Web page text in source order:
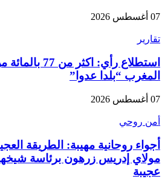
07 أغسطس 2026
تقارير
استطلاع رأي:
المغرب “بلدا عدوا”
07 أغسطس 2026
أمن روحي
أجواء روحانية مهيبة: الطريقة
مولاي إدريس زرهون برئاسة
عجيبة